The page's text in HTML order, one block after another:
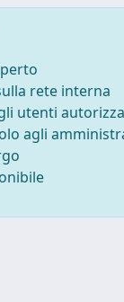
rete interna
utenti
agli